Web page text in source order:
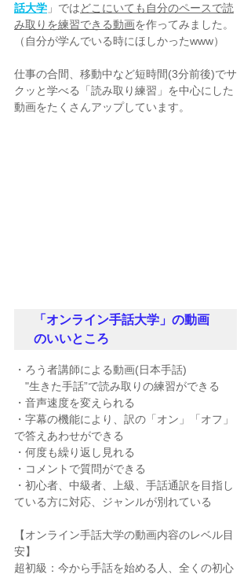
話大学 」ではどこにいても自分のペースで読
み取りを練習できる動画を作ってみました。
（自分が学んでいる時にほしかったwww）
仕事の合間、移動中など短時間(3分前後)でサ
クッと学べる「読み取り練習」を中心にした
動画をたくさんアップしています。
「オンライン手話大学」の動画
のいいところ
・ろう者講師による動画(日本手話)
"生きた手話”で読み取りの練習ができる
・音声速度を変えられる
・字幕の機能により、訳の「オン」「オフ」
で答えあわせができる
・何度も繰り返し見れる
・コメントで質問ができる
・初心者、中級者、上級、手話通訳を目指し
ている方に対応、ジャンルが別れている
【オンライン手話大学の動画内容のレベル目
安】
超初級：今から手話を始める人、全くの初心